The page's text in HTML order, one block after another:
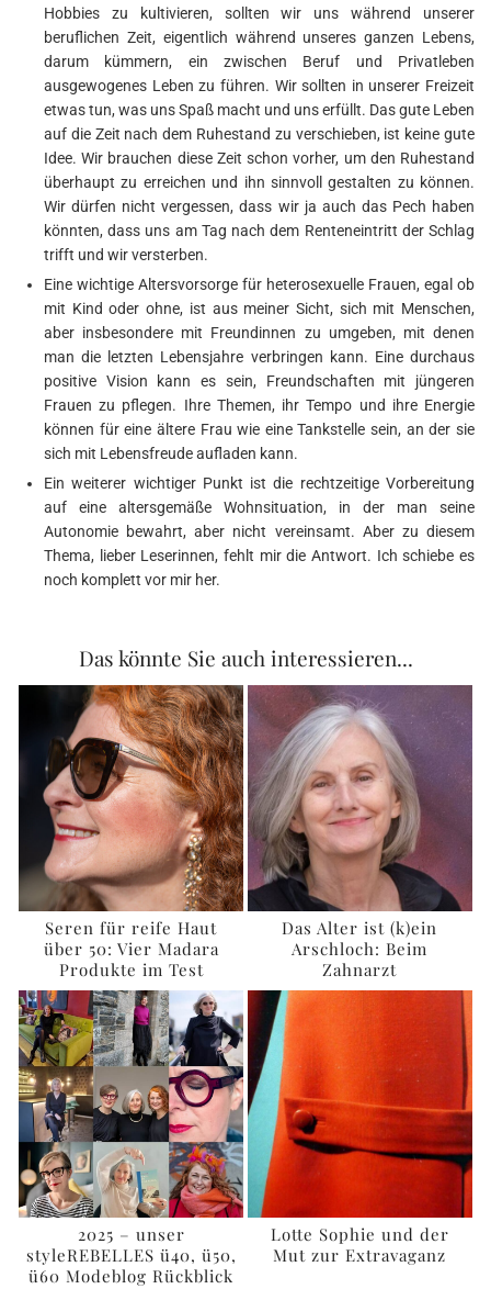
Hobbies zu kultivieren, sollten wir uns während unserer
beruflichen Zeit, eigentlich während unseres ganzen Lebens,
darum kümmern, ein zwischen Beruf und Privatleben
ausgewogenes Leben zu führen. Wir sollten in unserer Freizeit
etwas tun, was uns Spaß macht und uns erfüllt. Das gute Leben
auf die Zeit nach dem Ruhestand zu verschieben, ist keine gute
Idee. Wir brauchen diese Zeit schon vorher, um den Ruhestand
überhaupt zu erreichen und ihn sinnvoll gestalten zu können.
Wir dürfen nicht vergessen, dass wir ja auch das Pech haben
könnten, dass uns am Tag nach dem Renteneintritt der Schlag
trifft und wir versterben.
Eine wichtige Altersvorsorge für heterosexuelle Frauen, egal ob
mit Kind oder ohne, ist aus meiner Sicht, sich mit Menschen,
aber insbesondere mit Freundinnen zu umgeben, mit denen
man die letzten Lebensjahre verbringen kann. Eine durchaus
positive Vision kann es sein, Freundschaften mit jüngeren
Frauen zu pflegen. Ihre Themen, ihr Tempo und ihre Energie
können für eine ältere Frau wie eine Tankstelle sein, an der sie
sich mit Lebensfreude aufladen kann.
Ein weiterer wichtiger Punkt ist die rechtzeitige Vorbereitung
auf eine altersgemäße Wohnsituation, in der man seine
Autonomie bewahrt, aber nicht vereinsamt. Aber zu diesem
Thema, lieber Leserinnen, fehlt mir die Antwort. Ich schiebe es
noch komplett vor mir her.
Das könnte Sie auch interessieren...
Seren für reife Haut
über 50: Vier Madara
Produkte im Test
Das Alter ist (k)ein
Arschloch: Beim
Zahnarzt
2025 – unser
styleREBELLES ü40, ü50,
ü60 Modeblog Rückblick
Lotte Sophie und der
Mut zur Extravaganz